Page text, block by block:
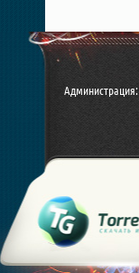
Администрация: